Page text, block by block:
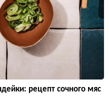
рецепт сочного мяс